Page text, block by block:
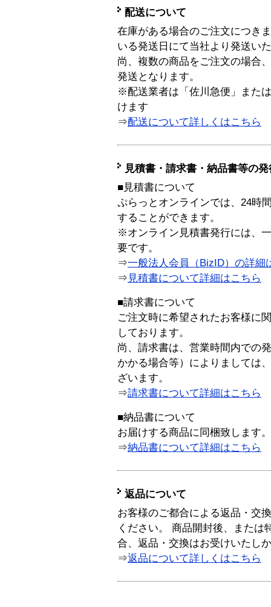
配送について
在庫がある場合のご注文につき
いる発送日にて当社より発送い
尚、複数の商品をご注文の場合
発送となります。
※配送業者は「佐川急便」また
けます
⇒配送について詳しくはこちら
見積書・請求書・納品書等の
■見積書について
ぷらっとオンラインでは、24時
することができます。
※オンライン見積書発行には、
要です。
⇒一般法人会員（BizID）の詳細
⇒ 見積書について詳細はこちら
■請求書について
ご注文時に希望されたお客様に
しております。
尚、請求書は、営業時間内での
かかる場合等）によりましては
ざいます。
⇒請求書について詳細はこちら
■納品書について
お届けする商品に同梱致します。
⇒納品書について詳細はこちら
返品について
お客様のご都合による返品・交
ください。 商品開封後、または
合、返品・交換はお受けいたし
⇒返品について詳しくはこちら